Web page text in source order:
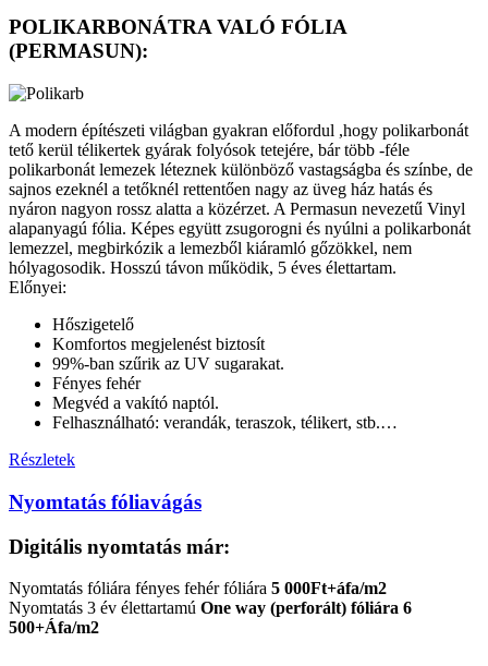
POLIKARBONÁTRA VALÓ FÓLIA
(PERMASUN):
A modern építészeti világban gyakran előfordul ,hogy polikarbonát
tető kerül télikertek gyárak folyósok tetejére, bár több -féle
polikarbonát lemezek léteznek különböző vastagságba és színbe, de
sajnos ezeknél a tetőknél rettentően nagy az üveg ház hatás és
nyáron nagyon rossz alatta a közérzet. A Permasun nevezetű Vinyl
alapanyagú fólia. Képes együtt zsugorogni és nyúlni a polikarbonát
lemezzel, megbirkózik a lemezből kiáramló gőzökkel, nem
hólyagosodik. Hosszú távon működik, 5 éves élettartam.
Előnyei:
Hőszigetelő
Komfortos megjelenést biztosít
99%-ban szűrik az UV sugarakat.
Fényes fehér
Megvéd a vakító naptól.
Felhasználható: verandák, teraszok, télikert, stb.…
Részletek
Nyomtatás fóliavágás
Digitális nyomtatás már:
Nyomtatás fóliára fényes fehér fóliára 5 000Ft+áfa/m2
Nyomtatás 3 év élettartamú One way (perforált) fóliára 6
500+Áfa/m2